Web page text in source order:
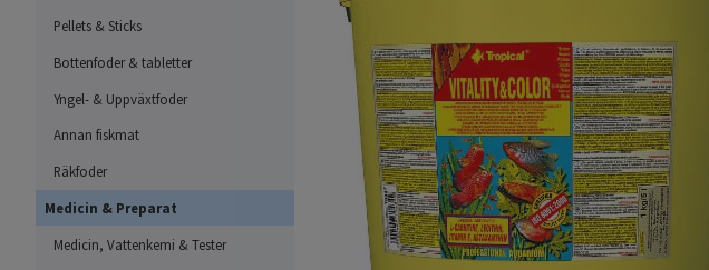
Pellets & Sticks
Bottenfoder & tabletter
Yngel- & Uppväxtfoder
Annan fiskmat
Räkfoder
Medicin & Preparat
Medicin, Vattenkemi & Tester